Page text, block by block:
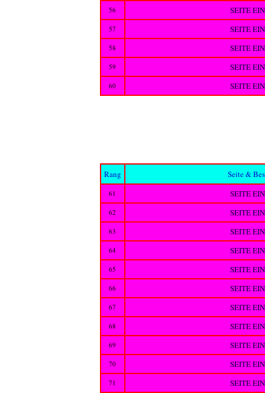
56 SEITE
57 SEITE
58 SEITE
59 SEITE
60 SEITE
Rang Seite &
61 SEITE
62 SEITE
63 SEITE
64 SEITE
65 SEITE
66 SEITE
67 SEITE
68 SEITE
69 SEITE
70 SEITE
71 SEITE